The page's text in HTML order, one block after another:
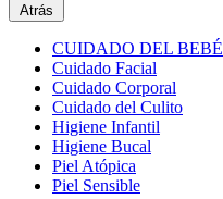
Atrás
CUIDADO DEL BEBÉ
Cuidado Facial
Cuidado Corporal
Cuidado del Culito
Higiene Infantil
Higiene Bucal
Piel Atópica
Piel Sensible